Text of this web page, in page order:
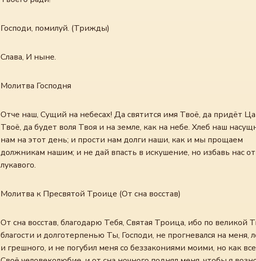
Господи, помилуй. (Трижды)
Слава, И ныне.
Молитва Господня
Отче наш, Сущий на небесах! Да святится имя Твоё, да придёт
Твоё, да будет воля Твоя и на земле, как на небе. Хлеб наш
нам на этот день; и прости нам долги наши, как и мы прощаем
должникам нашим; и не дай впасть в искушение, но избавь нас от
лукавого.
Молитва к Пресвятой Троице (От сна восстав)
От сна восстав, благодарю Тебя, Святая Троица, ибо по великой
благости и долготерпенью Ты, Господи, не прогневался на меня,
и грешного, и не погубил меня со беззакониями моими, но как